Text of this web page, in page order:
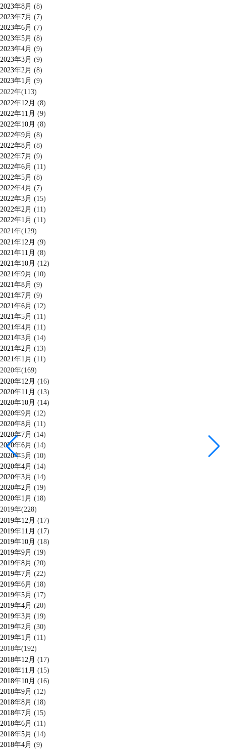
2023年8月 (8)
2023年7月 (7)
2023年6月 (7)
2023年5月 (8)
2023年4月 (9)
2023年3月 (9)
2023年2月 (8)
2023年1月 (9)
2022年(113)
2022年12月 (8)
2022年11月 (9)
2022年10月 (8)
2022年9月 (8)
2022年8月 (8)
2022年7月 (9)
2022年6月 (11)
2022年5月 (8)
2022年4月 (7)
2022年3月 (15)
2022年2月 (11)
2022年1月 (11)
2021年(129)
2021年12月 (9)
2021年11月 (8)
2021年10月 (12)
2021年9月 (10)
2021年8月 (9)
2021年7月 (9)
2021年6月 (12)
2021年5月 (11)
2021年4月 (11)
2021年3月 (14)
2021年2月 (13)
2021年1月 (11)
2020年(169)
2020年12月 (16)
2020年11月 (13)
2020年10月 (14)
2020年9月 (12)
2020年8月 (11)
2020年7月 (14)
2020年6月 (14)
2020年5月 (10)
2020年4月 (14)
2020年3月 (14)
2020年2月 (19)
2020年1月 (18)
2019年(228)
2019年12月 (17)
2019年11月 (17)
2019年10月 (18)
2019年9月 (19)
2019年8月 (20)
2019年7月 (22)
2019年6月 (18)
2019年5月 (17)
2019年4月 (20)
2019年3月 (19)
2019年2月 (30)
2019年1月 (11)
2018年(192)
2018年12月 (17)
2018年11月 (15)
2018年10月 (16)
2018年9月 (12)
2018年8月 (18)
2018年7月 (15)
2018年6月 (11)
2018年5月 (14)
2018年4月 (9)